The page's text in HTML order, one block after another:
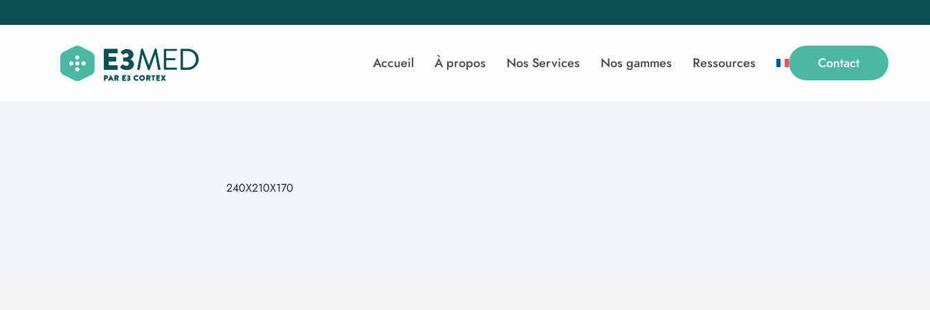
Accueil À propos Nos Services Nos gammes Ressources Contact
240X210X170